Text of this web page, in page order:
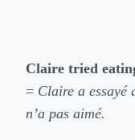
Claire tried
= Claire a essayé
n’a pas aimé.